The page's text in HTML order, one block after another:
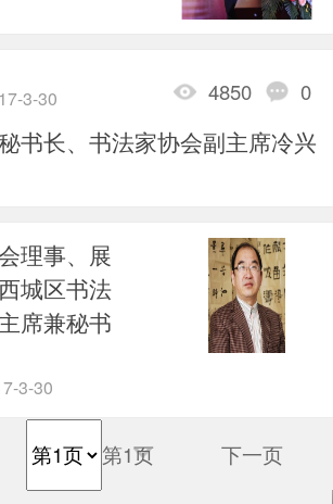
4850 0
3-30
书长、书法家协会副主席冷兴
理事、展
城区书法
席兼秘书
3-30
第1页 下一页